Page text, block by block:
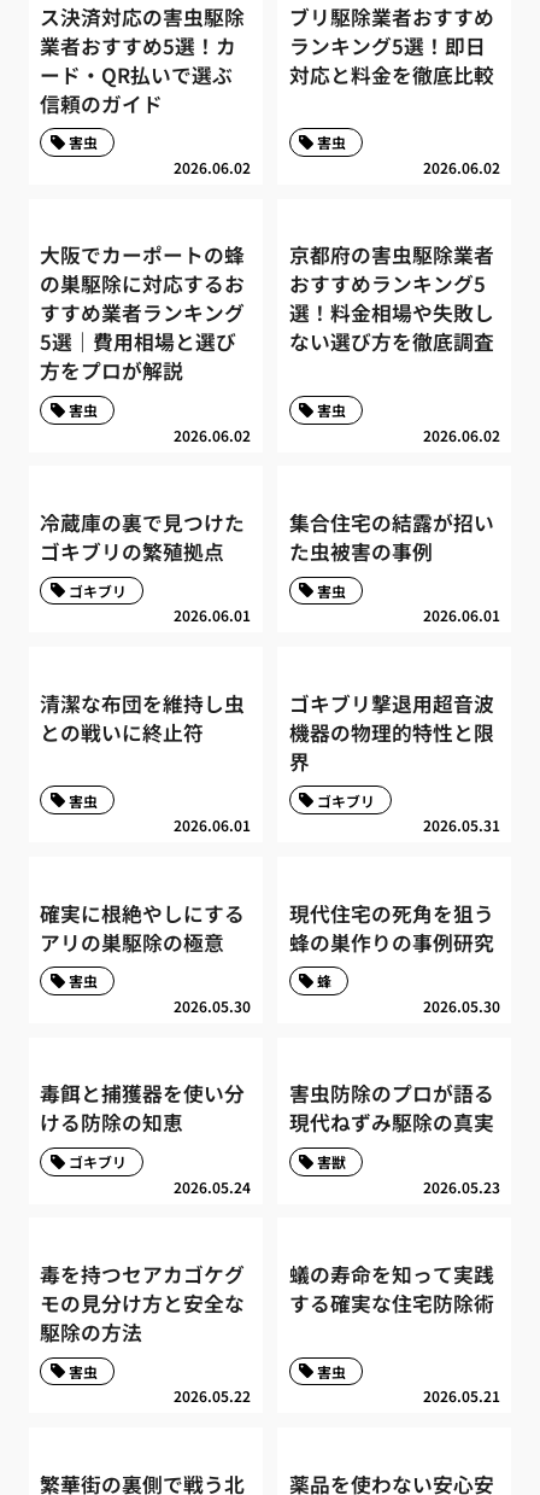
ス決済対応の害虫駆除
業者おすすめ5選！カ
ード・QR払いで選ぶ
信頼のガイド
2026.06.02
害虫
ブリ駆除業者おすすめ
ランキング5選！即日
対応と料金を徹底比較
2026.06.02
害虫
大阪でカーポートの蜂
の巣駆除に対応するお
すすめ業者ランキング
5選｜費用相場と選び
方をプロが解説
2026.06.02
害虫
京都府の害虫駆除業者
おすすめランキング5
選！料金相場や失敗し
ない選び方を徹底調査
2026.06.02
害虫
冷蔵庫の裏で見つけた
ゴキブリの繁殖拠点
2026.06.01
ゴキブリ
集合住宅の結露が招い
た虫被害の事例
2026.06.01
害虫
清潔な布団を維持し虫
との戦いに終止符
2026.06.01
害虫
ゴキブリ撃退用超音波
機器の物理的特性と限
界
2026.05.31
ゴキブリ
確実に根絶やしにする
アリの巣駆除の極意
2026.05.30
害虫
現代住宅の死角を狙う
蜂の巣作りの事例研究
2026.05.30
蜂
毒餌と捕獲器を使い分
ける防除の知恵
2026.05.24
ゴキブリ
害虫防除のプロが語る
現代ねずみ駆除の真実
2026.05.23
害獣
毒を持つセアカゴケグ
モの見分け方と安全な
駆除の方法
2026.05.22
害虫
蟻の寿命を知って実践
する確実な住宅防除術
2026.05.21
害虫
繁華街の裏側で戦う北 薬品を使わない安心安